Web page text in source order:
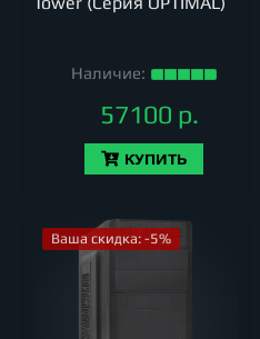
Наличие:
57100 р.
КУПИТЬ
Ваша скидка: -5%